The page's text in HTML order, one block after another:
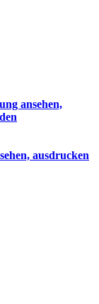
ansehen,
ausdrucken